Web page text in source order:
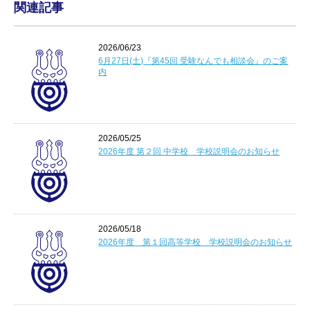
関連記事
2026/06/23
6月27日(土)『第45回 受験なんでも相談会』のご案
内
2026/05/25
2026年度 第２回 中学校 学校説明会のお知らせ
2026/05/18
2026年度 第１回高等学校 学校説明会のお知らせ